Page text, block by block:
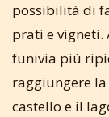
possibilità di
prati e vigneti.
funivia più
raggiungere
castello e il